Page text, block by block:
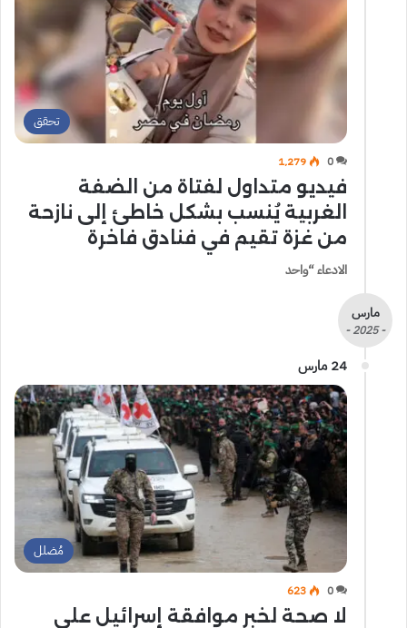
تحقق
0 1٬279
فيديو متداول لفتاة من الضفة
الغربية يُنسب بشكل خاطئ إلى نازحة
من غزة تقيم في فنادق فاخرة
الادعاء “‏واحد
مارس
- 2025 -
24 مارس
مُضلل
0
623
لا صحة لخبر موافقة إسرائيل على